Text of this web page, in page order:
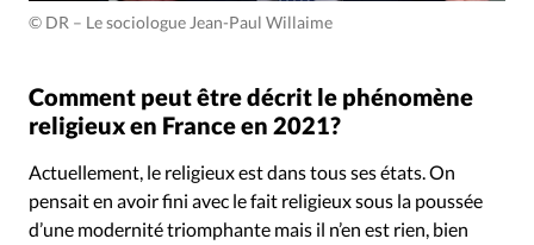
© DR – Le sociologue Jean-Paul Willaime
Comment peut être décrit le phénomène
religieux en France en 2021?
Actuellement, le religieux est dans tous ses états. On
pensait en avoir fini avec le fait religieux sous la poussée
d’une modernité triomphante mais il n’en est rien, bien